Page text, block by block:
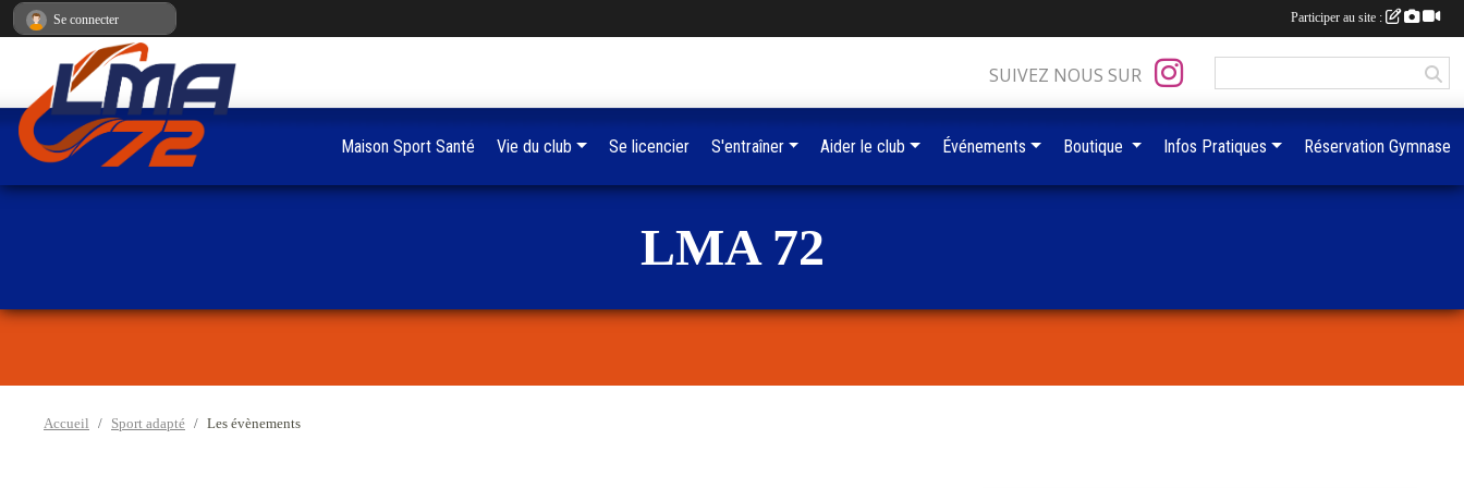
LMA 72
Accueil Sport adapté Les évènements
SUIVEZ NOUS SUR
Maison Sport Santé Vie du club Se licencier S'entraîner Aider le club Événements Boutique Infos Pratiques Réservation Gymnase
Se connecter Participer au site :
Panneau de gestion des cookies